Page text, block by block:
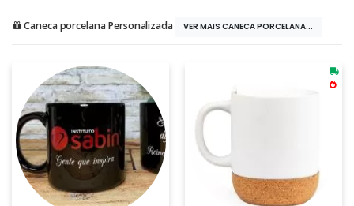
Caneca porcelana Personalizada VER MAIS CANECA PORCELANA...